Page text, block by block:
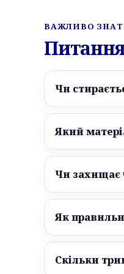
ВАЖЛИВО
Чи
Який
Чи захищає
Як
Скільки